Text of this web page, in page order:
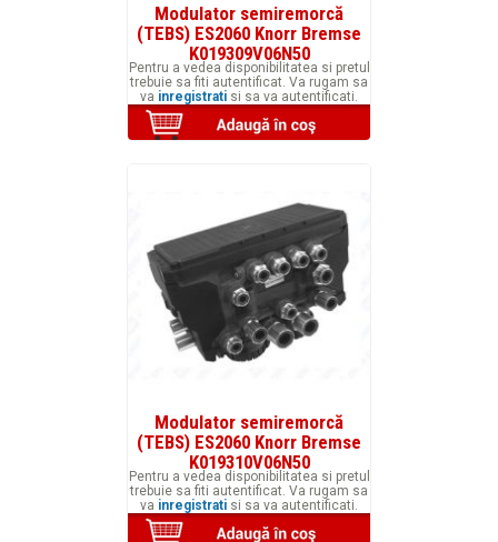
Modulator semiremorcă
(TEBS) ES2060 Knorr Bremse
K019309V06N50
Pentru a vedea disponibilitatea si pretul
trebuie sa fiti autentificat. Va rugam sa
va inregistrati si sa va autentificati.
Modulator semiremorcă
(TEBS) ES2060 Knorr Bremse
K019310V06N50
Pentru a vedea disponibilitatea si pretul
trebuie sa fiti autentificat. Va rugam sa
va inregistrati si sa va autentificati.